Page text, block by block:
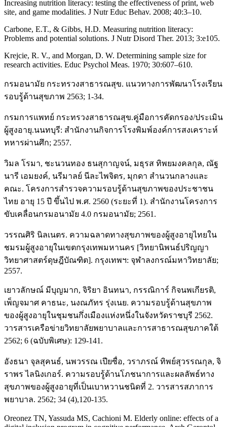
Increasing nutrition literacy: testing the effectiveness of print, web
site, and game modalities. J Nutr Educ Behav. 2008; 40:3–10.
Carbone, E.T., & Gibbs, H.D. Measuring nutrition literacy:
Problems and potential solutions. J Nutr Disord Ther. 2013; 3:e105.
Krejcie, R. V., and Morgan, D. W. Determining sample size for
research activities. Educ Psychol Meas. 1970; 30:607–610.
กรมอนามัย กระทรวงสาธารณสุข. แนวทางการพัฒนาโรงเรียน
รอบรู้ด้านสุขภาพ 2563; 1-34.
กรมการแพทย์ กระทรวงสาธารณสุข.คู่มือการคัดกรอง/ประเมิน
ผู้สูงอายุ.นนทบุรี: สำนักงานกิจการโรงพิมพ์องค์การสงเคราะห์
ทหารผ่านศึก; 2557.
วิมล โรมา, ชะนวนทอง ธนสุกาญจน์, มธุรส ทิพยมงคลกุล, ณัฐ
นารี เอมยงค์, นรีมาลย์ นีละไพจิตร, มุกดา สำนวนกลางและ
คณะ. โครงการสำรวจความรอบรู้ด้านสุขภาพของประชาชน
ไทย อายุ 15 ปี ขึ้นไป พ.ศ. 2560 (ระยะที่ 1). สำนักงานโครงการ
ขับเคลื่อนกรมอนามัย 4.0 กรมอนามัย; 2561.
วรรณศิริ นิลเนตร. ความฉลาดทางสุขภาพของผู้สูงอายุไทยใน
ชมรมผู้สูงอายุในเขตกรุงเทพมหานคร [วิทยานิพนธ์ปริญญา
วิทยาศาสตร์ดุษฎีบัณฑิต]. กรุงเทพฯ: จุฬาลงกรณ์มหาวิทยาลัย;
2557.
เยาวลักษณ์ มีบุญมาก, จิริยา อินทนา, กรรณิการ์ กิจนพเกียรติ,
เพ็ญจมาศ คาธนะ, นงณภัทร รุ่งเนย. ความรอบรู้ด้านสุขภาพ
ของผู้สูงอายุในชุมชนกึ่งเมืองแห่งหนึ่งในจังหวัดราชบุรี 2562.
วารสารเครือข่ายวิทยาลัยพยาบาลและการสาธารณสุขภาคใต้
2562; 6 (ฉบับพิเศษ): 129-141.
อังธนา จุลสุคนธ์, นพวรรณ เปียซื่อ, วราภรณ์ ทิพย์สุวรรณกุล, จิ
ราพร ไลนิงเกอร์. ความรอบรู้ด้านโภชนาการและผลลัพธ์ทาง
สุขภาพของผู้สูงอายุที่เป็นเบาหวานชนิดที่ 2. วารสารสภาการ
พยาบาล. 2562; 34 (4),120-135.
Oreonez TN, Yassuda MS, Cachioni M. Elderly online: effects of a